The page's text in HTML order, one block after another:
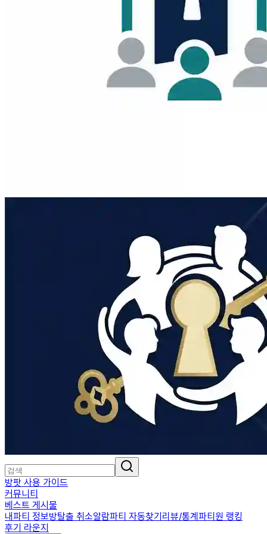
방팟 사용 가이드
커뮤니티
베스트 게시물
내파티 정보방탈출 취소알람파티 자동찾기리뷰/통계파티원 랭킹
후기 라운지